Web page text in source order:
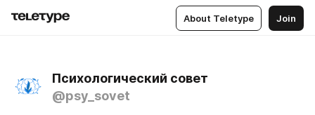
About Teletype Join
Психологический совет
@psy_sovet